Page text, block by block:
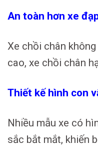
An toàn hơn xe
Xe chồi chân
cao, xe chồi chân
Thiết kế hình con
Nhiều mẫu xe có
sắc bắt mắt, khiến